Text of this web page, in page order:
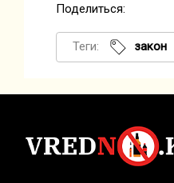
Поделиться:
Теги: закон